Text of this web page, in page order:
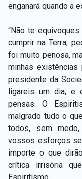
enganará quando a
“Não te
cumprir na Terra;
foi muito penosa,
minhas
presidente da
ligareis um dia, e
pensas. O
malgrado tudo o
todos, sem
vossos esforços
importe o que
crítica irrisória